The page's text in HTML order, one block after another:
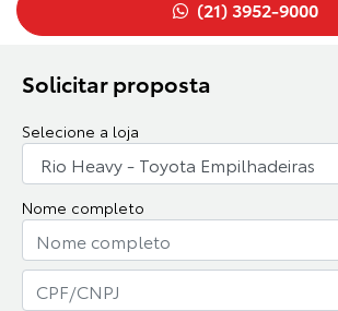
Solicitar proposta
Selecione a loja
Nome completo
(21) 3952-9000